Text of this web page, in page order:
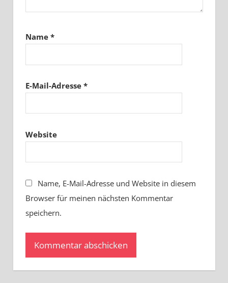
Name *
E-Mail-Adresse *
Website
Name, E-Mail-Adresse und Website in diesem
Browser für meinen nächsten Kommentar
speichern.